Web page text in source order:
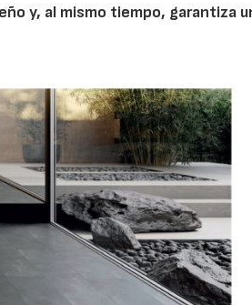
y, al mismo tiempo, garantiza